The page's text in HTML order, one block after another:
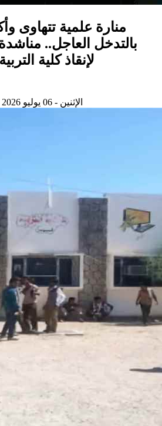
منارة علمية تتهاوى
بالتدخل العاجل..
لإنقاذ كلية
الإثنين - 06 يوليو 2026 - 03:16 م بتوقيت عدن